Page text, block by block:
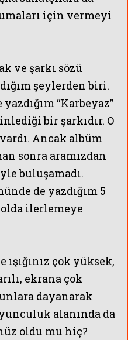
için vermeyi
ve şarkı sözü
şeylerden biri.
“Karbeyaz”
bir şarkıdır. O
Ancak albüm
sonra aramızdan
buluşamadı.
de yazdığım 5
ilerlemeye
çok yüksek,
ekrana çok
dayanarak
alanında da
oldu mu hiç?